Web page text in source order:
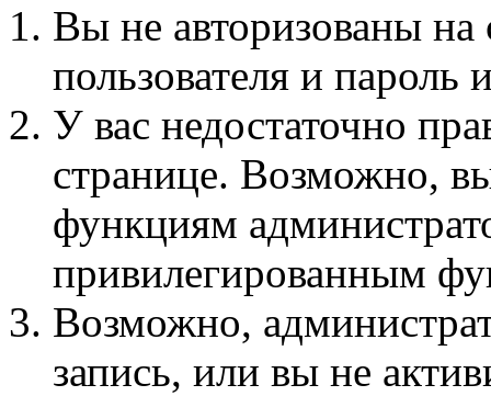
Вы не авторизованы на
пользователя и пароль
У вас недостаточно
странице. Возможно,
функциям
привилегированным
Возможно,
запись, или вы не